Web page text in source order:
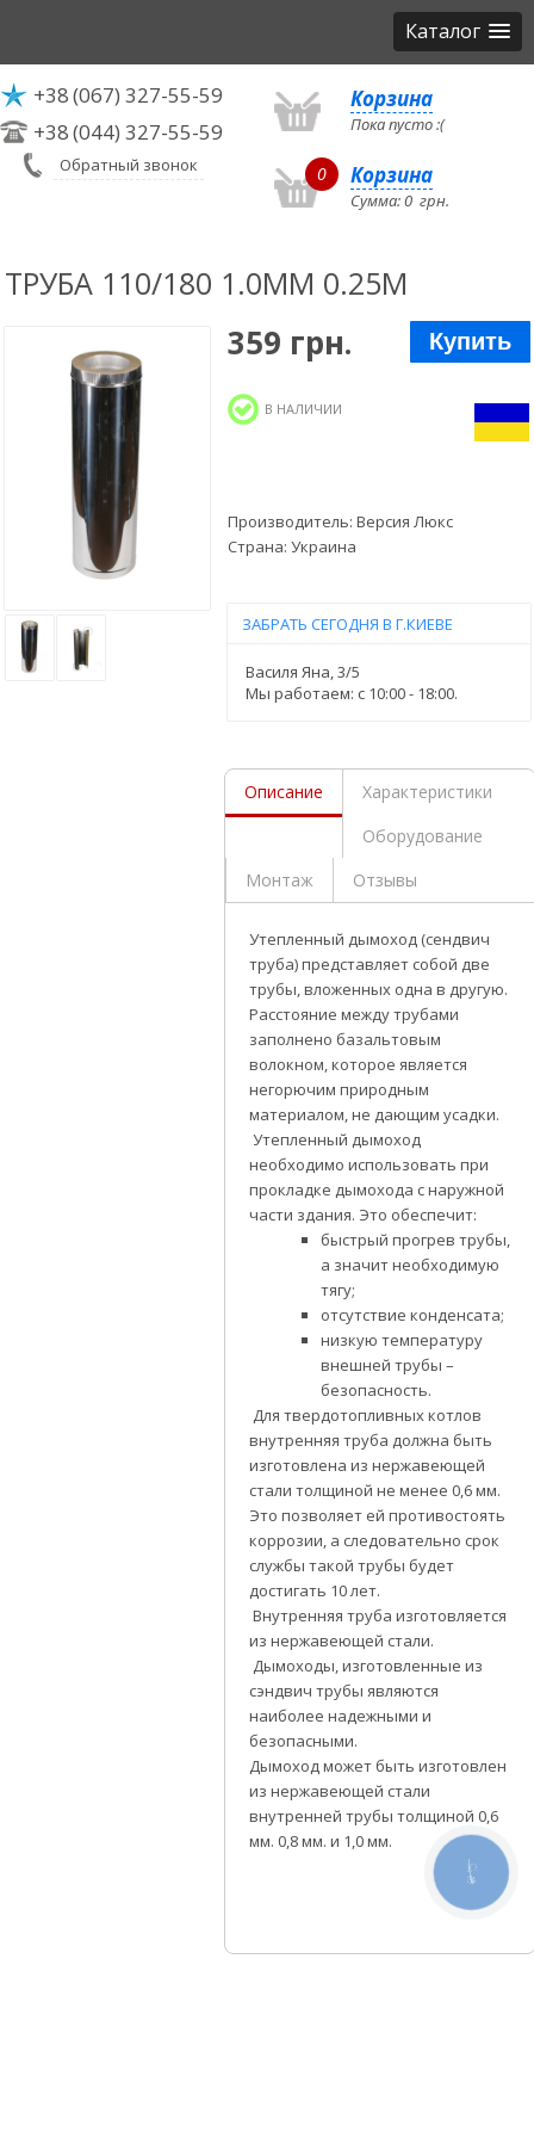
Каталог
+38(067) 327-55-59
+38(044) 327-55-59
Обратный звонок
Корзина
Пока пусто :(
0 Корзина
Сумма:0 грн.
ТРУБА 110/180 1.0ММ 0.25М
359 грн. Купить
В НАЛИЧИИ
Производитель: Версия Люкс
Страна: Украина
ЗАБРАТЬ СЕГОДНЯ В Г.КИЕВЕ
Василя Яна, 3/5
Мы работаем: c 10:00 - 18:00.
Описание
Характеристики
Оборудование
Монтаж
Отзывы
Утепленный дымоход (сендвич
труба) представляет собой две
трубы, вложенных одна в другую.
Расстояние между трубами
заполнено базальтовым
волокном, которое является
негорючим природным
материалом, не дающим усадки.
Утепленный дымоход
необходимо использовать при
прокладке дымохода с наружной
части здания. Это обеспечит:
быстрый прогрев трубы,
а значит необходимую
тягу;
отсутствие конденсата;
низкую температуру
внешней трубы –
безопасность.
Для твердотопливных котлов
внутренняя труба должна быть
изготовлена из нержавеющей
стали толщиной не менее 0,6 мм.
Это позволяет ей противостоять
коррозии, а следовательно срок
службы такой трубы будет
достигать 10 лет.
Внутренняя труба изготовляется
из нержавеющей стали.
Дымоходы, изготовленные из
сэндвич трубы являются
наиболее надежными и
безопасными.
Дымоход может быть изготовлен
из нержавеющей стали
внутренней трубы толщиной 0,6
мм. 0,8 мм. и 1,0 мм.
КНОПКА
СВЯЗИ